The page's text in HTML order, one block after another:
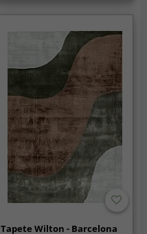
Tapete Wilton - Barcelona